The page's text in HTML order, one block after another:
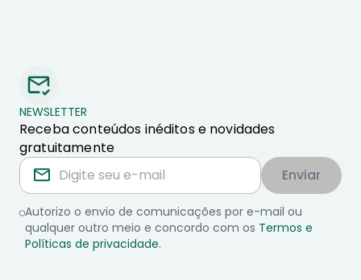
NEWSLETTER
Receba conteúdos inéditos e novidades
gratuitamente
Enviar
Autorizo o envio de comunicações por e-mail ou
qualquer outro meio e concordo com os Termos e
Políticas de privacidade.